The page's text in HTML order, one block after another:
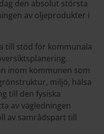
den absolut största
av oljeprodukter i
till stöd för kommunala
inom kommunen som
miljö, hälsa
till den fysiska
av vägledningen
av samrådspart till